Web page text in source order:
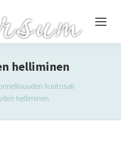
helliminen
kuntosali
helliminen